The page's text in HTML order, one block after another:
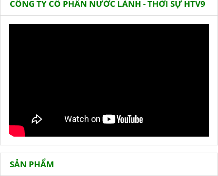
CÔNG TY CỔ PHẦN NƯỚC LÀNH - THỜI SỰ HTV9
SẢN PHẨM